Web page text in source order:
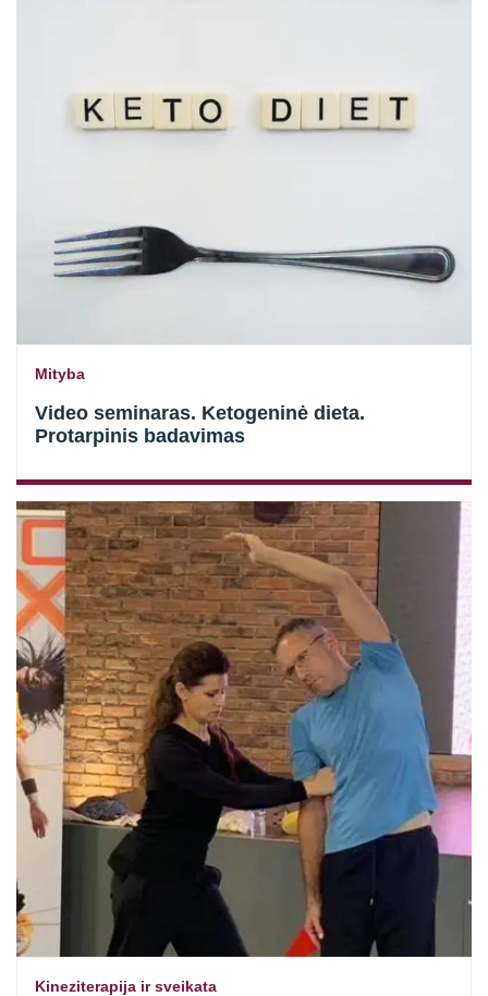
Mityba
Video seminaras. Ketogeninė dieta.
Protarpinis badavimas
Kineziterapija ir sveikata